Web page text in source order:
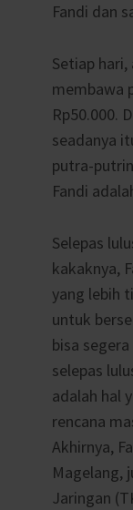
Fandi dan
Setiap
membawa
Rp50.000.
seadanya
putra-
Fandi
Selepas
kakaknya,
yang lebih
untuk
bisa
selepas
adalah hal
rencana
Akhirnya,
Magelang,
Jaringan